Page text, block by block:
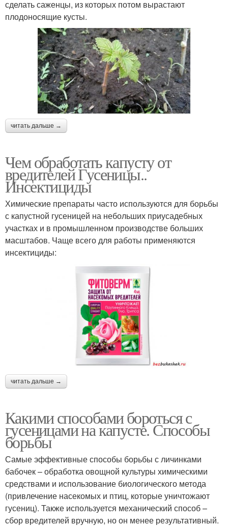
сделать саженцы, из которых потом вырастают
плодоносящие кусты.
читать дальше →
Чем обработать капусту от
вредителей Гусеницы..
Инсектициды
Химические препараты часто используются для борьбы
с капустной гусеницей на небольших приусадебных
участках и в промышленном производстве больших
масштабов. Чаще всего для работы применяются
инсектициды:
читать дальше →
Какими способами бороться с
гусеницами на капусте. Способы
борьбы
Самые эффективные способы борьбы с личинками
бабочек – обработка овощной культуры химическими
средствами и использование биологического метода
(привлечение насекомых и птиц, которые уничтожают
гусениц). Также используется механический способ –
сбор вредителей вручную, но он менее результативный.